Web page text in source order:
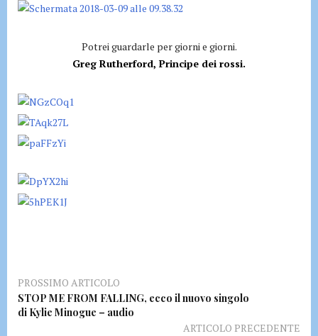
n
Potrei guardarle per giorni e giorni.
Greg Rutherford, Principe dei rossi.
PROSSIMO ARTICOLO
STOP ME FROM FALLING, ecco il nuovo singolo
di Kylie Minogue – audio
ARTICOLO PRECEDENTE